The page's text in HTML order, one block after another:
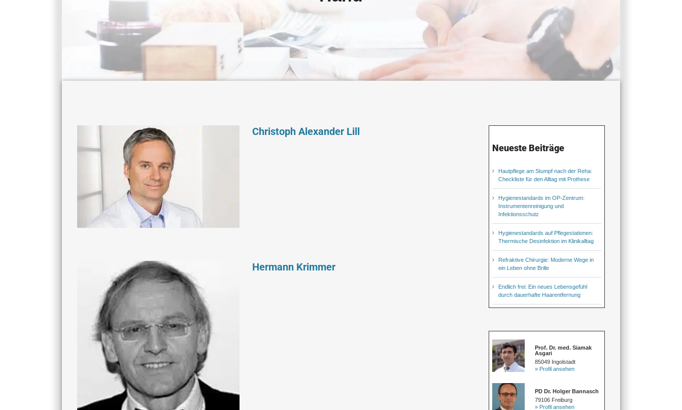
Christoph Alexander Lill
Hermann Krimmer
Neueste Beiträge
Hautpflege am Stumpf nach der Reha:
Checkliste für den Alltag mit Prothese
Hygienestandards im OP-Zentrum:
Instrumentenreinigung und
Infektionsschutz
Hygienestandards auf Pflegestationen:
Thermische Desinfektion im Klinikalltag
Refraktive Chirurgie: Moderne Wege in
ein Leben ohne Brille
Endlich frei: Ein neues Lebensgefühl
durch dauerhafte Haarentfernung
Prof. Dr. med. Siamak
Asgari
85049 Ingolstadt
» Profil ansehen
PD Dr. Holger Bannasch
79106 Freiburg
» Profil ansehen